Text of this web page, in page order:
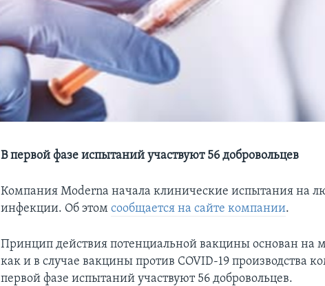
В первой фазе испытаний участвуют 56 добровольцев
Компания Moderna начала клинические испытания на
инфекции. Об этомсообщается на сайте компании.
Принцип действия потенциальной вакцины основан на
как и в случае вакцины против COVID-19 производства
первой фазе испытаний участвуют 56 добровольцев.